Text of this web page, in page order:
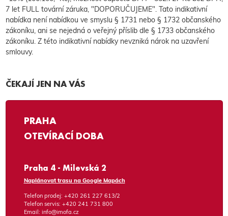
7 let FULL tovární záruka, "DOPORUČUJEME". Tato indikativní
nabídka není nabídkou ve smyslu § 1731 nebo § 1732 občanského
zákoníku, ani se nejedná o veřejný příslib dle § 1733 občanského
zákoníku. Z této indikativní nabídky nevzniká nárok na uzavření
smlouvy.
ČEKAJÍ JEN NA VÁS
PRAHA
OTEVÍRACÍ DOBA
Praha 4 - Milevská 2
Naplánovat trasu na Google Mapách
Telefon prodej: +420 261 227 613/2
Telefon servis: +420 241 731 800
Email: info@imofa.cz